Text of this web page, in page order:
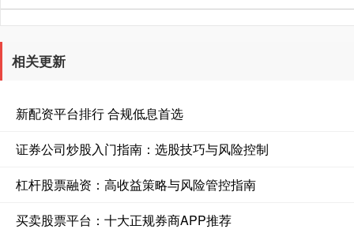
相关更新
新配资平台排行 合规低息首选
证券公司炒股入门指南：选股技巧与风险控制
杠杆股票融资：高收益策略与风险管控指南
买卖股票平台：十大正规券商APP推荐